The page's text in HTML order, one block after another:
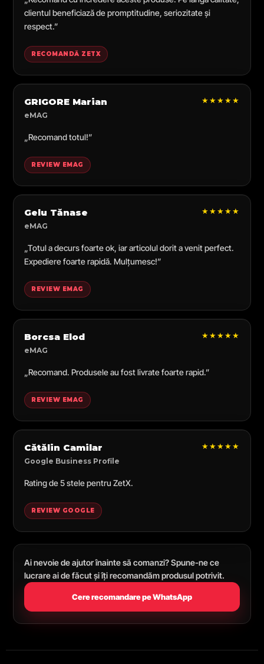
clientul beneficiază de promptitudine, seriozitate și
respect.”
RECOMANDĂ ZETX
GRIGORE Marian
eMAG
★★★★★
„Recomand totul!”
REVIEW EMAG
Gelu Tănase
eMAG
★★★★★
„Totul a decurs foarte ok, iar articolul dorit a venit perfect.
Expediere foarte rapidă. Mulțumesc!”
REVIEW EMAG
Borcsa Elod
eMAG
★★★★★
„Recomand. Produsele au fost livrate foarte rapid.”
REVIEW EMAG
Cătălin Camilar
Google Business Profile
★★★★★
Rating de 5 stele pentru ZetX.
REVIEW GOOGLE
Ai nevoie de ajutor înainte să comanzi? Spune-ne ce
lucrare ai de făcut și îți recomandăm produsul potrivit.
Cere recomandare pe WhatsApp